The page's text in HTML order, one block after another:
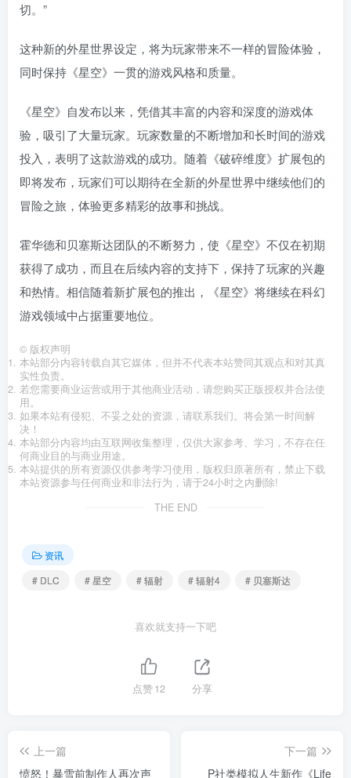
切。”
这种新的外星世界设定，将为玩家带来不一样的冒险体验，
同时保持《星空》一贯的游戏风格和质量。
《星空》自发布以来，凭借其丰富的内容和深度的游戏体
验，吸引了大量玩家。玩家数量的不断增加和长时间的游戏
投入，表明了这款游戏的成功。随着《破碎维度》扩展包的
即将发布，玩家们可以期待在全新的外星世界中继续他们的
冒险之旅，体验更多精彩的故事和挑战。
霍华德和贝塞斯达团队的不断努力，使《星空》不仅在初期
获得了成功，而且在后续内容的支持下，保持了玩家的兴趣
和热情。相信随着新扩展包的推出，《星空》将继续在科幻
游戏领域中占据重要地位。
© 版权声明
本站部分内容转载自其它媒体，但并不代表本站赞同其观点和对其真
实性负责。
若您需要商业运营或用于其他商业活动，请您购买正版授权并合法使
用。
如果本站有侵犯、不妥之处的资源，请联系我们。将会第一时间解
决！
本站部分内容均由互联网收集整理，仅供大家参考、学习，不存在任
何商业目的与商业用途。
本站提供的所有资源仅供参考学习使用，版权归原著所有，禁止下载
本站资源参与任何商业和非法行为，请于24小时之内删除!
THE END
资讯
# DLC
# 星空 # 辐射 # 辐射4 # 贝塞斯达
喜欢就支持一下吧
点赞12 分享
上一篇
愤怒！暴雪前制作人再次声
下一篇
P社类模拟人生新作《Life